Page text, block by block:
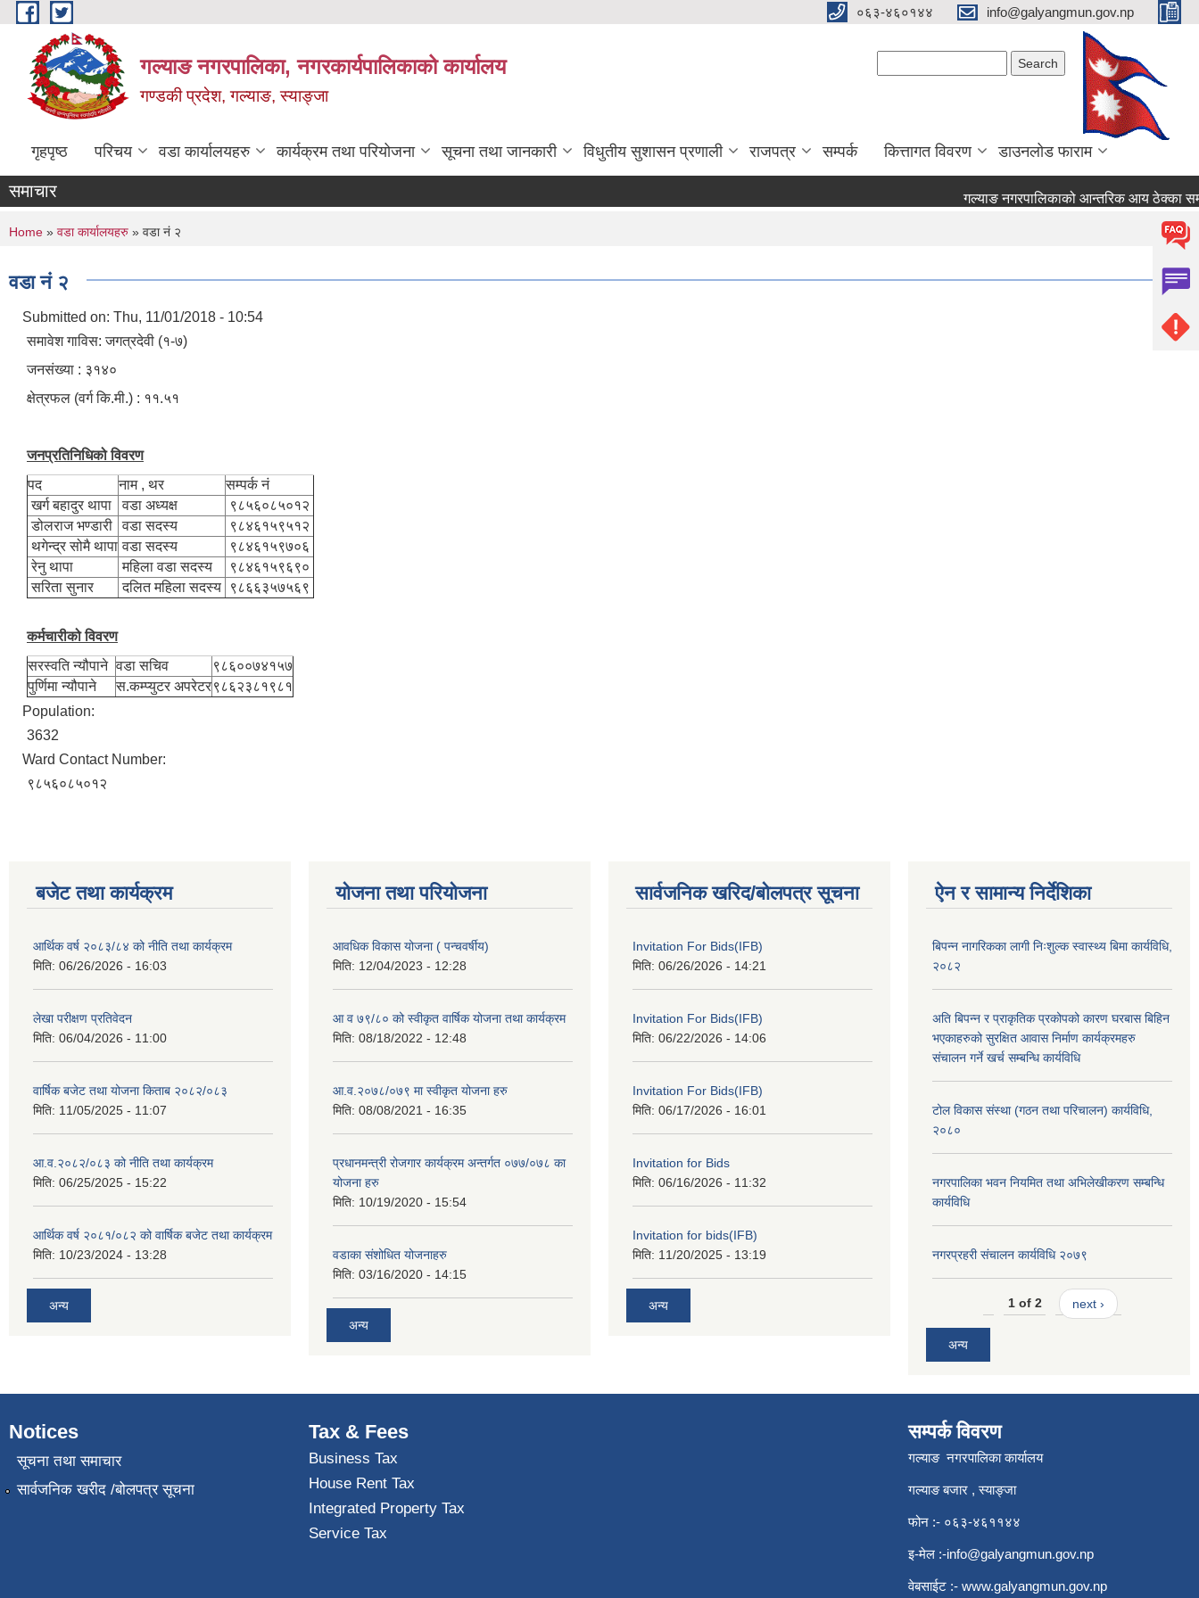
Skip to main content ०६३-४६०१४४ info@galyangmun.gov.np
गल्याङ नगरपालिका, नगरकार्यपालिकाको कार्यालय
गण्डकी प्रदेश, गल्याङ, स्याङ्जा
गृहपृष्ठ परिचय वडा कार्यालयहरु कार्यक्रम तथा परियोजना सूचना तथा जानकारी विधुतीय सुशासन प्रणाली राजपत्र सम्पर्क कित्तागत विवरण डाउनलोड फाराम
समाचार गल्याङ नगरपालिकाको आन्तरिक आय ठेक्का
You are here
Home » वडा कार्यालयहरु » वडा नं २
वडा नं २
Submitted on: Thu, 11/01/2018 - 10:54
समावेश गाविस: जगत्रदेवी (१-७)
जनसंख्या : ३१४०
क्षेत्रफल (वर्ग कि.मी.) : ११.५१
जनप्रतिनिधिको विवरण
पद
नाम , थर
सम्पर्क नं
खर्ग बहादुर थापा
वडा अध्यक्ष
९८५६०८५०१२
डोलराज भण्डारी वडा सदस्य
९८४६१५९५१२
थगेन्द्र सोमै थापा वडा सदस्य
९८४६१५९७०६
रेनु थापा
महिला वडा सदस्य
९८४६१५९६९०
सरिता सुनार
दलित महिला सदस्य ९८६६३५७५६९
कर्मचारीको विवरण
सरस्वति न्यौपाने वडा सचिव
९८६००७४१५७
पुर्णिमा न्यौपाने
स.कम्प्युटर अपरेटर९८६२३८१९८१
Population:
3632
Ward Contact Number:
९८५६०८५०१२
बजेट तथा कार्यक्रम
आर्थिक वर्ष २०८३/८४ को नीति तथा कार्यक्रम
मिति: 06/26/2026 - 16:03
लेखा परीक्षण प्रतिवेदन
मिति: 06/04/2026 - 11:00
वार्षिक बजेट तथा योजना किताब २०८२/०८३
मिति: 11/05/2025 - 11:07
आ.व.२०८२/०८३ को नीति तथा कार्यक्रम
मिति: 06/25/2025 - 15:22
आर्थिक वर्ष २०८१/०८२ को वार्षिक बजेट तथा कार्यक्रम
मिति: 10/23/2024 - 13:28
अन्य
योजना तथा परियोजना
आवधिक विकास योजना ( पन्चवर्षीय)
मिति: 12/04/2023 - 12:28
आ व ७९/८० को स्वीकृत वार्षिक योजना तथा कार्यक्रम
मिति: 08/18/2022 - 12:48
आ.व.२०७८/०७९ मा स्वीकृत योजना हरु
मिति: 08/08/2021 - 16:35
प्रधानमन्त्री रोजगार कार्यक्रम अन्तर्गत ०७७/०७८ का
योजना हरु
मिति: 10/19/2020 - 15:54
वडाका संशोधित योजनाहरु
मिति: 03/16/2020 - 14:15
अन्य
सार्वजनिक खरिद/बोलपत्र सूचना
Invitation For Bids(IFB)
मिति: 06/26/2026 - 14:21
Invitation For Bids(IFB)
मिति: 06/22/2026 - 14:06
Invitation For Bids(IFB)
मिति: 06/17/2026 - 16:01
Invitation for Bids
मिति: 06/16/2026 - 11:32
Invitation for bids(IFB)
मिति: 11/20/2025 - 13:19
अन्य
ऐन र सामान्य निर्देशिका
बिपन्न नागरिकका लागी निःशुल्क स्वास्थ्य बिमा कार्यविधि,
२०८२
अति बिपन्न र प्राकृतिक प्रकोपको कारण घरबास बिहिन
भएकाहरुको सुरक्षित आवास निर्माण कार्यक्रमहरु
संचालन गर्ने खर्च सम्बन्धि कार्यविधि
टोल विकास संस्था (गठन तथा परिचालन) कार्यविधि,
२०८०
नगरपालिका भवन नियमित तथा अभिलेखीकरण सम्बन्धि
कार्यविधि
नगरप्रहरी संचालन कार्यविधि २०७९
1 of 2 next ›
अन्य
Notices
सूचना तथा समाचार
सार्वजनिक खरीद /बोलपत्र सूचना
Tax & Fees
Business Tax
House Rent Tax
Integrated Property Tax
Service Tax
सम्पर्क विवरण
गल्याङ नगरपालिका कार्यालय
गल्याङ बजार , स्याङ्जा
फोन :- ०६३-४६११४४
इ-मेल :-info@galyangmun.gov.np
वेबसाईट :- www.galyangmun.gov.np